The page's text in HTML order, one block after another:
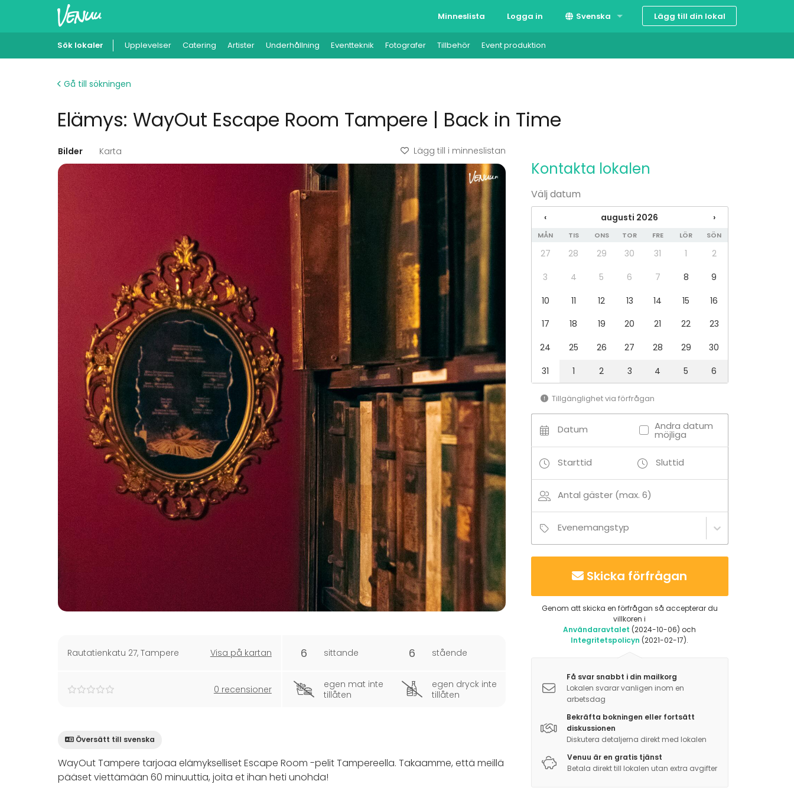
Minneslista Logga in Svenska Lägg till din lokal
Sök lokaler Upplevelser Catering Artister Underhållning Eventteknik Fotografer Tillbehör Event produktion
Gå till sökningen
Elämys: WayOut Escape Room Tampere | Back in Time
Bilder Karta Lägg till i minneslistan
Rautatienkatu 27, Tampere Visa på kartan
0 recensioner
6 sittande 6 stående
egen mat inte
tillåten
egen dryck inte
tillåten
Översätt till svenska
WayOut Tampere tarjoaa elämykselliset Escape Room -pelit Tampereella. Takaamme, että meillä
pääset viettämään 60 minuuttia, joita et ihan heti unohda!
Kontakta lokalen
Välj datum
‹ augusti 2026 ›
MÅN TIS ONS TOR FRE LÖR SÖN
27 28 29 30 31 1
2
3
4 5 6 7 8
9
10
11 12 13 14 15
16
17
18 19 20 21 22
23
24
25 26 27 28 29
30
31
1 2 3 4 5 6
Tillgänglighet via förfrågan
Datum Andra datum
möjliga
Starttid Sluttid
Antal gäster (max. 6)
Evenemangstyp
Skicka förfrågan
Genom att skicka en förfrågan så accepterar du
villkoren i
Användaravtalet (2024-10-06) och
Integritetspolicyn (2021-02-17).
Få svar snabbt i din mailkorg
Lokalen svarar vanligen inom en
arbetsdag
Bekräfta bokningen eller fortsätt
diskussionen
Diskutera detaljerna direkt med lokalen
Venuu är en gratis tjänst
Betala direkt till lokalen utan extra avgifter